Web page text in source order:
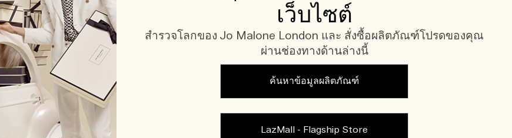
เว็บไซต์
สำรวจโลกของ Jo Malone London และ สั่งซื้อผลิตภัณฑ์โปรดของคุณ
ผ่านช่องทางด้านล่างนี้
ค้นหาข้อมูลผลิตภัณฑ์
LazMall - Flagship Store